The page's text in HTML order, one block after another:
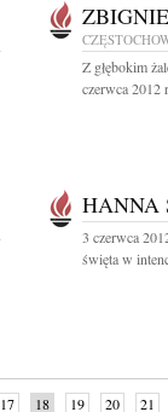
Z głębokim
czerwca 2012
HANNA
3 czerwca
święta w
17 18 19 20 21